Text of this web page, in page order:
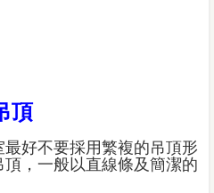
頂
好不要採用繁複的吊頂形
，一般以直線條及簡潔的